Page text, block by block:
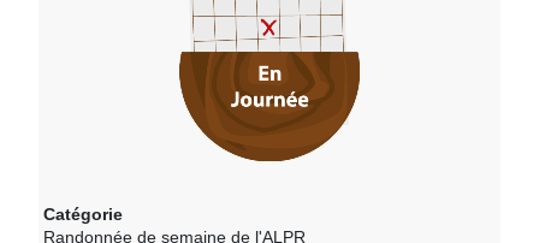
Catégorie
Randonnée de semaine de l'ALPR